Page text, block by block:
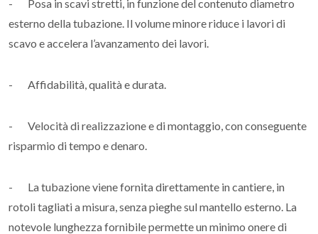
- Posa in scavi stretti, in funzione del contenuto diametro
esterno della tubazione. Il volume minore riduce i lavori di
scavo e accelera l’avanzamento dei lavori.
- Affidabilità, qualità e durata.
- Velocità di realizzazione e di montaggio, con conseguente
risparmio di tempo e denaro.
- La tubazione viene fornita direttamente in cantiere, in
rotoli tagliati a misura, senza pieghe sul mantello esterno. La
notevole lunghezza fornibile permette un minimo onere di